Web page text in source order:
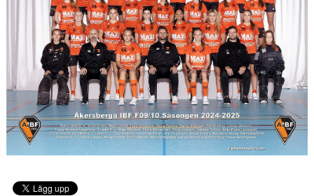
DOKUMENT
KONTAKT